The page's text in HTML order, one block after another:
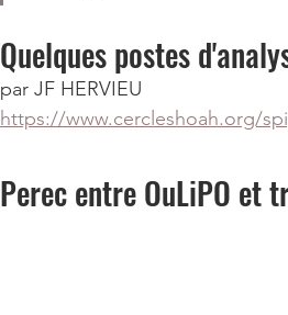
Quelques postes
par JF HERVIEU
https://www.cercleshoah.org/
Perec entre OuLiPO et